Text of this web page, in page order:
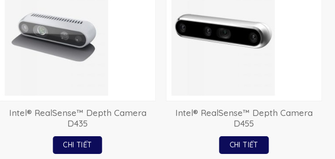
Intel® RealSense™ Depth Camera
D435
CHI TIẾT
Intel® RealSense™ Depth Camera
D455
CHI TIẾT